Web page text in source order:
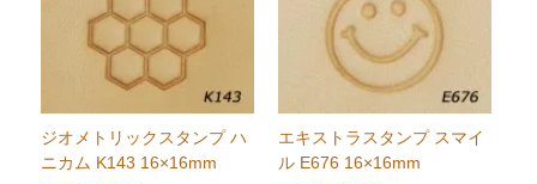
ジオメトリックスタンプ ハ
ニカム K143 16×16mm
エキストラスタンプ スマイ
ル E676 16×16mm